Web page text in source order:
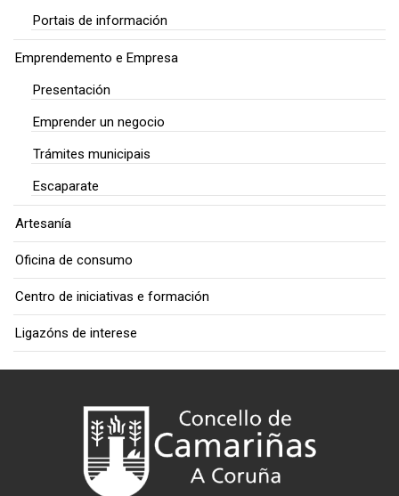
Portais de información
Emprendemento e Empresa
Presentación
Emprender un negocio
Trámites municipais
Escaparate
Artesanía
Oficina de consumo
Centro de iniciativas e formación
Ligazóns de interese